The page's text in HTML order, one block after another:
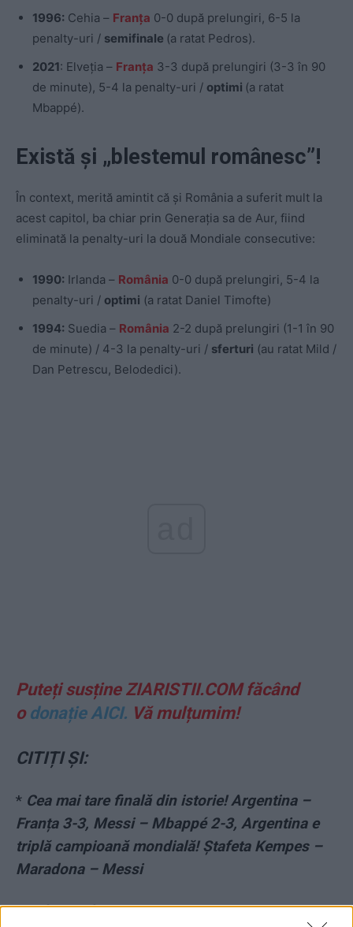
1996: Cehia – Franța 0-0 după prelungiri, 6-5 la
penalty-uri / semifinale (a ratat Pedros).
2021: Elveția – Franța 3-3 după prelungiri (3-3 în 90
de minute), 5-4 la penalty-uri / optimi (a ratat
Mbappé).
Există și „blestemul românesc”!
În context, merită amintit că și România a suferit mult la
acest capitol, ba chiar prin Generația sa de Aur, fiind
eliminată la penalty-uri la două Mondiale consecutive:
1990: Irlanda – România 0-0 după prelungiri, 5-4 la
penalty-uri / optimi (a ratat Daniel Timofte)
1994: Suedia – România 2-2 după prelungiri (1-1 în 90
de minute) / 4-3 la penalty-uri / sferturi (au ratat Mild /
Dan Petrescu, Belodedici).
Puteți susține ZIARISTII.COM făcând
o donație AICI. Vă mulțumim!
CITIȚI ȘI:
* Cea mai tare finală din istorie! Argentina –
Franța 3-3, Messi – Mbappé 2-3, Argentina e
triplă campioană mondială! Ștafeta Kempes –
Maradona – Messi
*Cele trei decizii eronate prin care, spun